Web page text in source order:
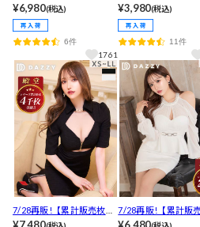
枚以上】[明日花キララ着
用]主役級ビジュ叶う殿堂
入り谷間魅せパールネッ
クフラワー刺繍タイトミ
ニ丈キャバドレス[SML/3
サイズ展開]
¥6,980(税込)
6件
1761
売,LLあり】チェーン
ク高見えフェイクポ
ト半袖タイトミニ丈
バドレス[プチプラキ
ドレス]
¥3,980(税込)
11件
7/28再販!【累計販売枚数
4000枚突破！】フロント
7/28再販!【累計販売
枚以上・LLあり】[伊